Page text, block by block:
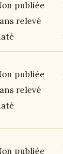
publiée
relevé
publiée
relevé
publiée